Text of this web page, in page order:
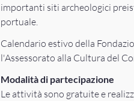
importanti siti archeologici
portuale.
Calendario estivo della
l'Assessorato alla Cultura del
Modalità di partecipazione
Le attività sono gratuite e